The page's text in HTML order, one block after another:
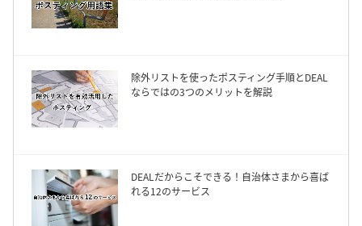
除外リストを使ったポスティング手順とDEAL
ならではの3つのメリットを解説
DEALだからこそできる！自治体さまから喜ば
れる12のサービス